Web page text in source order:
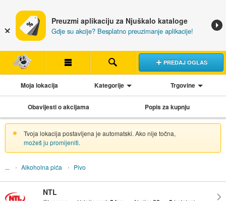
Preuzmi aplikaciju za Njuškalo kataloge
Gdje su akcije? Besplatno preuzimanje aplikacije!
PREDAJ OGLAS
Moja lokacija Kategorije Trgovine
Obavijesti o akcijama Popis za kupnju
Tvoja lokacija postavljena je automatski. Ako nije točna,
možeš ju promijeniti.
Alkoholna pića Pivo
NTL